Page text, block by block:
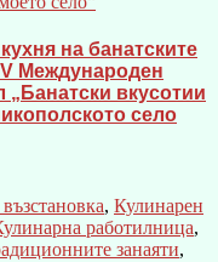
на банатските
Международен
вкусотии
село
, Кулинарен
работилница,
занаяти,